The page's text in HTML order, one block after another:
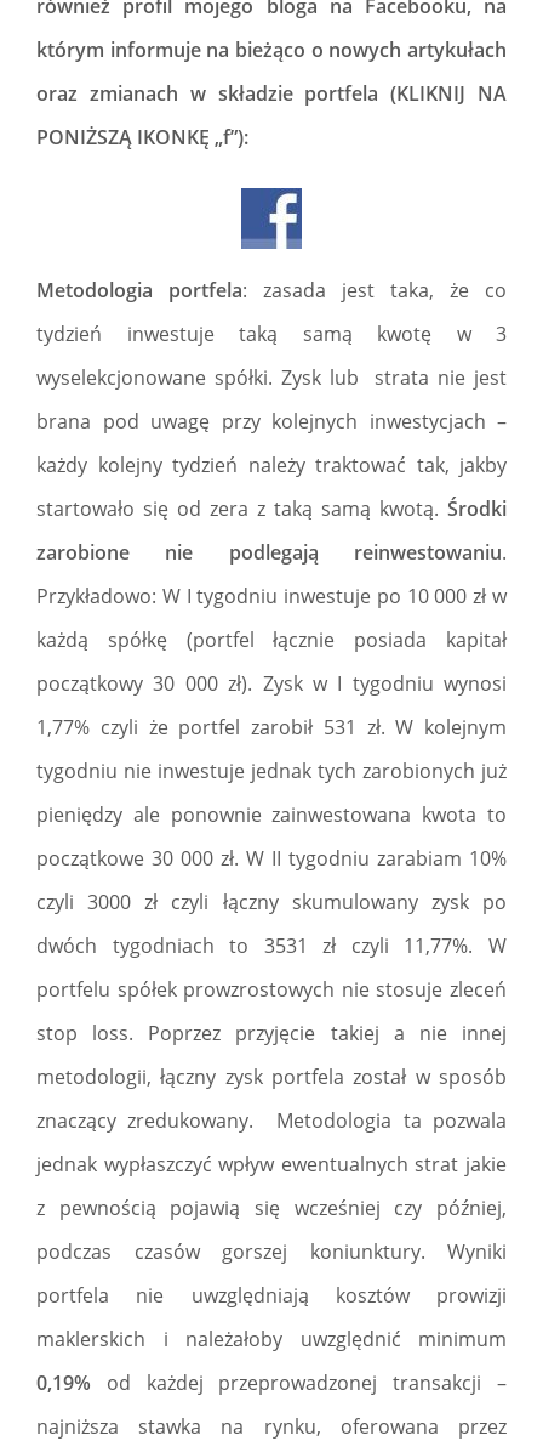
również profil mojego bloga na Facebooku, na
którym informuje na bieżąco o nowych artykułach
oraz zmianach w składzie portfela (KLIKNIJ NA
PONIŻSZĄ IKONKĘ „f”):
Metodologia portfela: zasada jest taka, że co
tydzień inwestuje taką samą kwotę w 3
wyselekcjonowane spółki. Zysk lub strata nie jest
brana pod uwagę przy kolejnych inwestycjach –
każdy kolejny tydzień należy traktować tak, jakby
startowało się od zera z taką samą kwotą. Środki
zarobione nie podlegają reinwestowaniu.
Przykładowo: W I tygodniu inwestuje po 10 000 zł w
każdą spółkę (portfel łącznie posiada kapitał
początkowy 30 000 zł). Zysk w I tygodniu wynosi
1,77% czyli że portfel zarobił 531 zł. W kolejnym
tygodniu nie inwestuje jednak tych zarobionych już
pieniędzy ale ponownie zainwestowana kwota to
początkowe 30 000 zł. W II tygodniu zarabiam 10%
czyli 3000 zł czyli łączny skumulowany zysk po
dwóch tygodniach to 3531 zł czyli 11,77%. W
portfelu spółek prowzrostowych nie stosuje zleceń
stop loss. Poprzez przyjęcie takiej a nie innej
metodologii, łączny zysk portfela został w sposób
znaczący zredukowany. Metodologia ta pozwala
jednak wypłaszczyć wpływ ewentualnych strat jakie
z pewnością pojawią się wcześniej czy później,
podczas czasów gorszej koniunktury. Wyniki
portfela nie uwzględniają kosztów prowizji
maklerskich i należałoby uwzględnić minimum
0,19% od każdej przeprowadzonej transakcji –
najniższa stawka na rynku, oferowana przez